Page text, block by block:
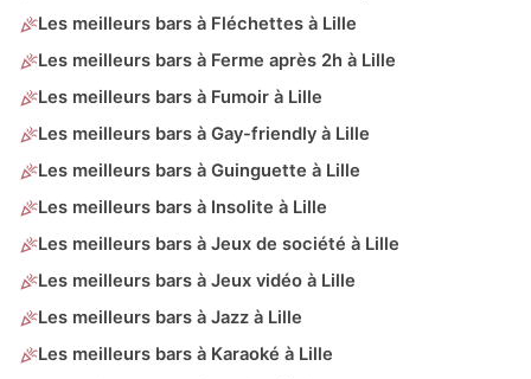
Les meilleurs bars à Fléchettes à Lille
Les meilleurs bars à Ferme après 2h à Lille
Les meilleurs bars à Fumoir à Lille
Les meilleurs bars à Gay-friendly à Lille
Les meilleurs bars à Guinguette à Lille
Les meilleurs bars à Insolite à Lille
Les meilleurs bars à Jeux de société à Lille
Les meilleurs bars à Jeux vidéo à Lille
Les meilleurs bars à Jazz à Lille
Les meilleurs bars à Karaoké à Lille